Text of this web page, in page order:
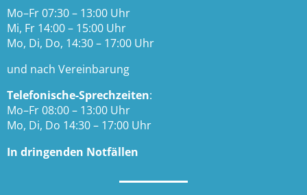
Mo–Fr 07:30 – 13:00 Uhr
Mi, Fr 14:00 – 15:00 Uhr
Mo, Di, Do, 14:30 – 17:00 Uhr
und nach Vereinbarung
Telefonische-Sprechzeiten:
Mo–Fr 08:00 – 13:00 Uhr
Mo, Di, Do 14:30 – 17:00 Uhr
In dringenden Notfällen